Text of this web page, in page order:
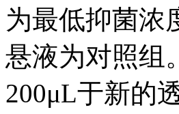
为最低抑菌浓
悬液为对照组
200μL于新的